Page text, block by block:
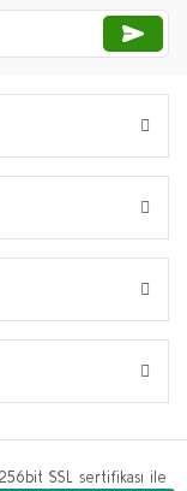
SSL sertifikası ile